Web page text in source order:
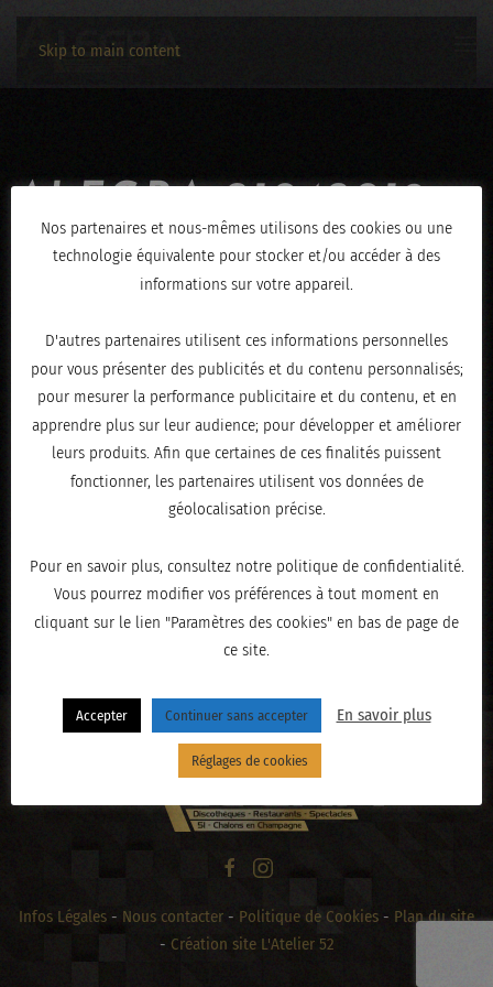
Skip to main content
ALEGRA-21042019-
4629
« PRÉCÉDENT
Infos Légales - Nous contacter - Politique de Cookies - Plan du site
- Création site L'Atelier 52
Nos partenaires et nous-mêmes utilisons des cookies ou une
technologie équivalente pour stocker et/ou accéder à des
informations sur votre appareil.
D'autres partenaires utilisent ces informations personnelles
pour vous présenter des publicités et du contenu personnalisés;
pour mesurer la performance publicitaire et du contenu, et en
apprendre plus sur leur audience; pour développer et améliorer
leurs produits. Afin que certaines de ces finalités puissent
fonctionner, les partenaires utilisent vos données de
géolocalisation précise.
Pour en savoir plus, consultez notre politique de confidentialité.
Vous pourrez modifier vos préférences à tout moment en
cliquant sur le lien "Paramètres des cookies" en bas de page de
ce site.
Accepter Continuer sans accepter En savoir plus
Réglages de cookies